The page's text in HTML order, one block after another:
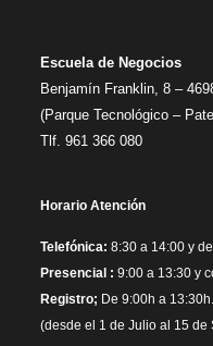
Escuela de Negocios
Benjamín Franklin, 8 –
(Parque Tecnológico –
Tlf. 961 366 080
Horario Atención
Telefónica: 8:30 a 14:00 y
Presencial : 9:00 a 13:30 y
Registro; De 9:00h a 13:30h.
(desde el 1 de Julio al 15